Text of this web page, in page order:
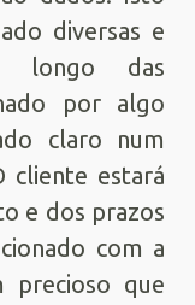
diversas e
longo das
por algo
claro num
cliente estará
e dos prazos
com a
precioso que